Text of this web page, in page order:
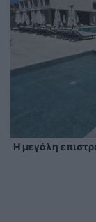
Η μεγάλη